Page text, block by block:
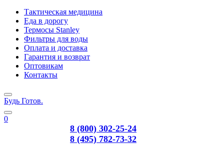
Тактическая медицина
Еда в дорогу
Термосы Stanley
Фильтры для воды
Оплата и доставка
Гарантия и возврат
Оптовикам
Контакты
Будь Готов.
0
8 (800) 302-25-24
8 (495) 782-73-32